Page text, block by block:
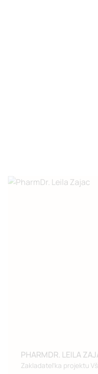
PHARMDR. LEILA
Zakladateľka projektu